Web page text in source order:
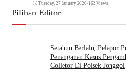
Tuesday, 27 January 2026•162 Views
Pilihan Editor
Setahun Berlalu, Pelapor
Penanganan Kasus
Colletor Di Polsek Jonggol